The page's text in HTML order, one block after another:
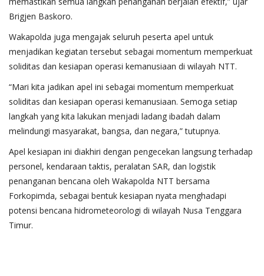
Brigjen Baskoro.
Wakapolda juga mengajak seluruh peserta apel untuk
menjadikan kegiatan tersebut sebagai momentum memperkuat
soliditas dan kesiapan operasi kemanusiaan di wilayah NTT.
“Mari kita jadikan apel ini sebagai momentum memperkuat
soliditas dan kesiapan operasi kemanusiaan. Semoga setiap
langkah yang kita lakukan menjadi ladang ibadah dalam
melindungi masyarakat, bangsa, dan negara,” tutupnya.
Apel kesiapan ini diakhiri dengan pengecekan langsung terhadap
personel, kendaraan taktis, peralatan SAR, dan logistik
penanganan bencana oleh Wakapolda NTT bersama
Forkopimda, sebagai bentuk kesiapan nyata menghadapi
potensi bencana hidrometeorologi di wilayah Nusa Tenggara
Timur.